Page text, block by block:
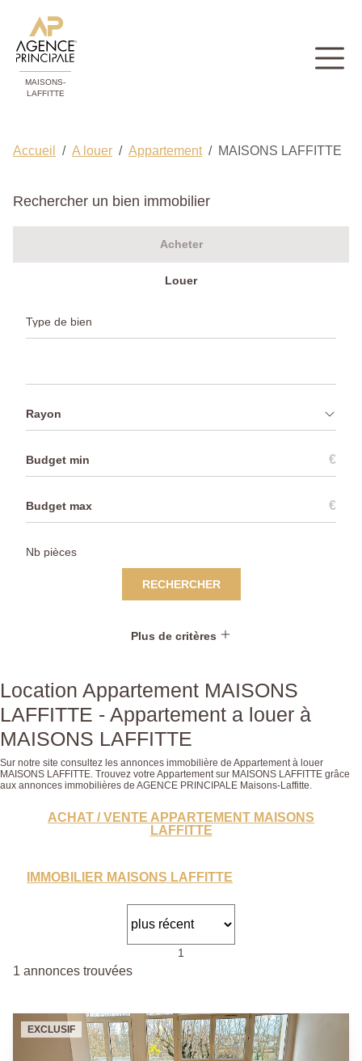
MAISONS-
LAFFITTE
Accueil A louer Appartement MAISONS LAFFITTE
Rechercher un bien immobilier
Acheter
Louer
Rayon
€
€
RECHERCHER
Plus de critères
Location Appartement MAISONS
LAFFITTE - Appartement a louer à
MAISONS LAFFITTE
Sur notre site consultez les annonces immobilière de Appartement à louer
MAISONS LAFFITTE. Trouvez votre Appartement sur MAISONS LAFFITTE grâce
aux annonces immobilières de AGENCE PRINCIPALE Maisons-Laffitte.
ACHAT / VENTE APPARTEMENT MAISONS
LAFFITTE
IMMOBILIER MAISONS LAFFITTE
1
1 annonces trouvées
EXCLUSIF